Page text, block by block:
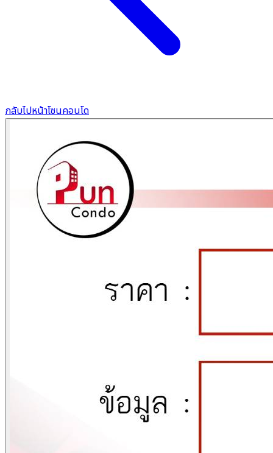
กลับไปหน้าโซนคอนโด